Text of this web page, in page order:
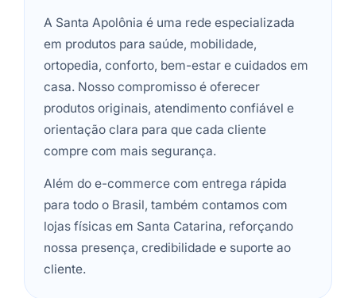
A Santa Apolônia é uma rede especializada
em produtos para saúde, mobilidade,
ortopedia, conforto, bem-estar e cuidados em
casa. Nosso compromisso é oferecer
produtos originais, atendimento confiável e
orientação clara para que cada cliente
compre com mais segurança.
Além do e-commerce com entrega rápida
para todo o Brasil, também contamos com
lojas físicas em Santa Catarina, reforçando
nossa presença, credibilidade e suporte ao
cliente.